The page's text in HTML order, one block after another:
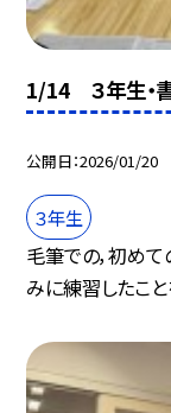
1/14 ３年生・
公開日 2026/01/20
３年生
毛筆での，初め
みに練習したこと